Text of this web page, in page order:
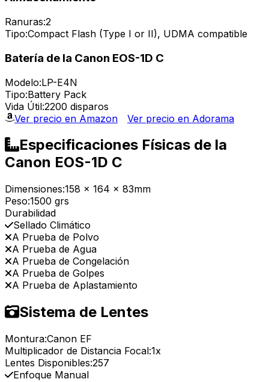
Ranuras:2
Tipo:Compact Flash (Type I or II), UDMA compatible
Batería de la Canon EOS-1D C
Modelo:LP-E4N
Tipo:Battery Pack
Vida Útil:2200 disparos
Ver precio en Amazon
Ver precio en Adorama
Especificaciones Físicas de la
Canon EOS-1D C
Dimensiones:158 x 164 x 83mm
Peso:1500 grs
Durabilidad
Sellado Climático
A Prueba de Polvo
A Prueba de Agua
A Prueba de Congelación
A Prueba de Golpes
A Prueba de Aplastamiento
Sistema de Lentes
Montura:Canon EF
Multiplicador de Distancia Focal:1x
Lentes Disponibles:257
Enfoque Manual